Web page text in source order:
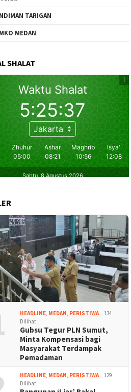
TARIGAN
MEDAN
SHALAT
HEADLINE, MEDAN, PERISTIWA
134
Dilihat
Gubsu Tegur PLN Sumut,
Minta Kompensasi bagi
Masyarakat Terdampak
Pemadaman
HEADLINE, MEDAN, PERISTIWA
129
Dilihat